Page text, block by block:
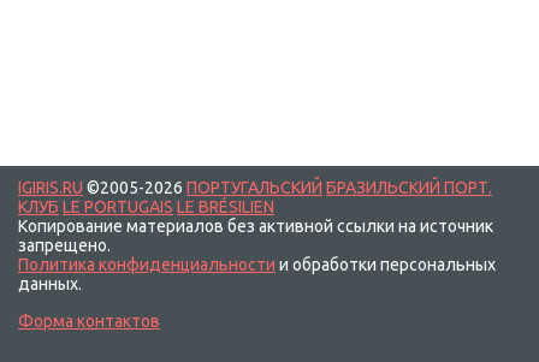
IGIRIS.RU ©2005-2026 ПОРТУГАЛЬСКИЙ БРАЗИЛЬСКИЙ ПОРТ.
КЛУБ LE PORTUGAIS LE BRÉSILIEN
Копирование материалов без активной ссылки на источник
запрещено.
Политика конфиденциальности и обработки персональных
данных.
Форма контактов